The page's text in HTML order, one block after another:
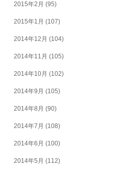
2015年2月 (95)
2015年1月 (107)
2014年12月 (104)
2014年11月 (105)
2014年10月 (102)
2014年9月 (105)
2014年8月 (90)
2014年7月 (108)
2014年6月 (100)
2014年5月 (112)